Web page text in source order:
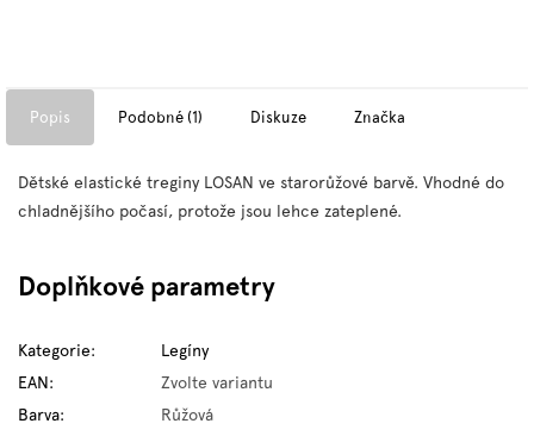
Popis Podobné (1) Diskuze Značka
Dětské elastické treginy LOSAN ve starorůžové barvě. Vhodné do
chladnějšího počasí, protože jsou lehce zateplené.
Doplňkové parametry
Kategorie:
Legíny
EAN:
Zvolte variantu
Barva:
Růžová